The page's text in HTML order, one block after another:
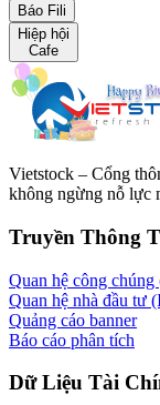
Báo Fili
Hiệp hội
Cafe
Vietstock – Cổng
không ngừng nỗ lực
Truyền Thông
Quan hệ công chúng
Quan hệ nhà đầu tư
Quảng cáo banner
Báo cáo phân tích
Dữ Liệu Tài